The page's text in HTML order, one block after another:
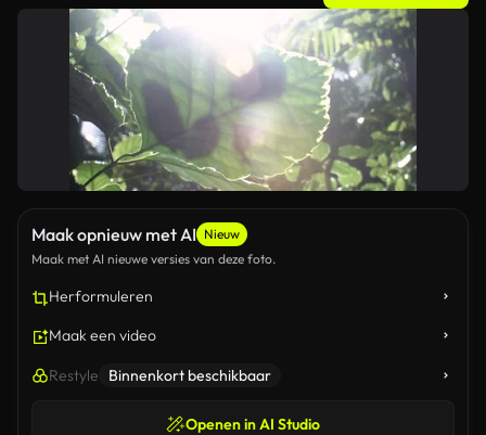
Maak opnieuw met AI Nieuw
Maak met AI nieuwe versies van deze foto.
Herformuleren
Maak een video
Restyle Binnenkort beschikbaar
Openen in AI Studio